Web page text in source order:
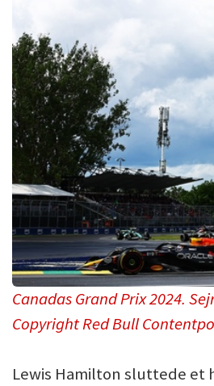
Canadas Grand Prix 2024.
Copyright Red Bull
Lewis Hamilton sluttede et